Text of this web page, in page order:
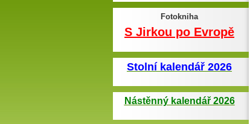
Fotokniha
S Jirkou po Evropě
Stolní kalendář 2026
Nástěnný kalendář 2026